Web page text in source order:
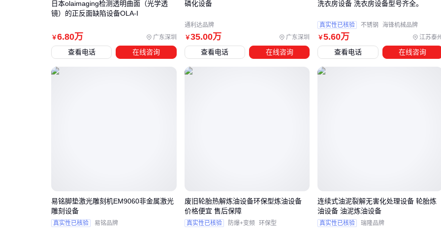
四、主设备之外，这些配套投入容易被低估
采购二手设备时，许多人只关注主机价格，却忽略了配套投入
的隐性成本。 比如传动系统需要定期更换
生产安全和使用寿命的关键部件。
五、三个使用阶段最易踩的坑
￥6.80万 广东深圳
日本olaimaging检测透明曲面（光学透
镜）的正反面缺陷设备OLA-I
查看电话 在线咨询
￥35.00万 广东深圳
磷化设备
通利达品牌
查看电话 在线咨询
￥5.60万 江苏泰
洗衣房设备 洗衣房设备型号齐全。
真实性已核验 不锈钢 海锋机械品牌
查看电话 在线咨询
易铭脚垫激光雕刻机EM9060非金属激光
雕刻设备
真实性已核验 易铭品牌
废旧轮胎热解炼油设备环保型炼油设备
价格便宜 售后保障
真实性已核验 防爆+变频 环保型
连续式油泥裂解无害化处理设备 轮胎炼
油设备 油泥炼油设备
真实性已核验 瑞隆品牌